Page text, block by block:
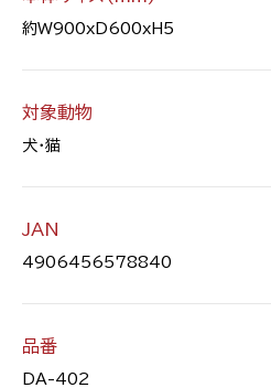
約W900xD600xH5
対象動物
犬・猫
JAN
4906456578840
品番
DA-402